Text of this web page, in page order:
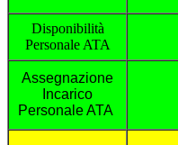
Disponibilità
Personale ATA
Assegnazione
Incarico
Personale ATA